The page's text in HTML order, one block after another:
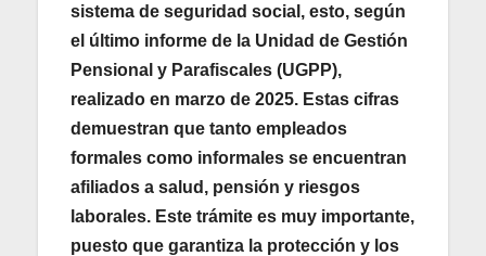
sistema de seguridad social , esto, según
el último informe de la Unidad de Gestión
Pensional y Parafiscales (UGPP),
realizado en marzo de 2025. Estas cifras
demuestran que tanto empleados
formales como informales se encuentran
afiliados a salud, pensión y riesgos
laborales. Este trámite es muy importante,
puesto que garantiza la protección y los